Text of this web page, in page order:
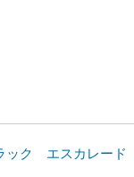
ク エスカレード